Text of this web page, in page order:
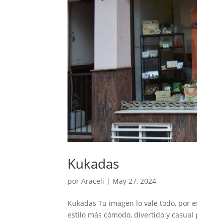
Kukadas
porAraceli | May 27, 2024
Kukadas Tu imagen lo vale todo, por
estilo más cómodo, divertido y